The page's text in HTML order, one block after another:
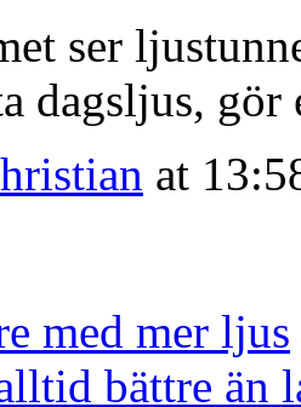
ser
dagsljus,
at
med mer ljus
bättre än